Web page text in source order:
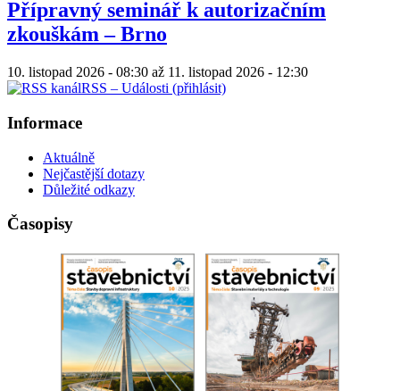
Přípravný seminář k autorizačním
zkouškám – Brno
10. listopad 2026 - 08:30 až 11. listopad 2026 - 12:30
RSS – Události (přihlásit)
Informace
Aktuálně
Nejčastější dotazy
Důležité odkazy
Časopisy